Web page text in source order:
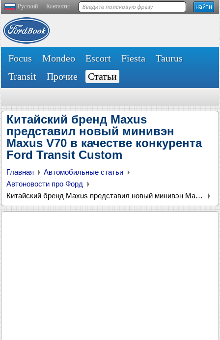
Русский Контакты
Focus Mondeo Escort Fiesta
Taurus
Transit
Прочие Статьи
Китайский бренд Maxus
представил новый минивэн
Maxus V70 в качестве конкурента
Ford Transit Custom
Главная
Автомобильные статьи
Автоновости про Форд
Китайский бренд Maxus представил новый минивэн Maxus V70 в качестве конкурента Ford Transit Custom